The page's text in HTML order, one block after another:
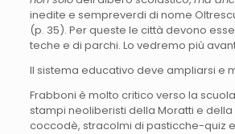
inedite e sempreverdi di nome
(p. 35). Per queste le città devono
teche e di parchi. Lo vedremo più
Il sistema educativo deve ampliarsi e
Frabboni è molto critico verso la
stampi neoliberisti della Moratti e della
coccodè, stracolmi di pasticche-quiz